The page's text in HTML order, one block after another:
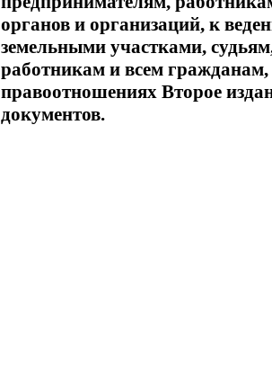
органов и организаций, к
земельными участками,
работникам и всем
правоотношениях Второе
документов.